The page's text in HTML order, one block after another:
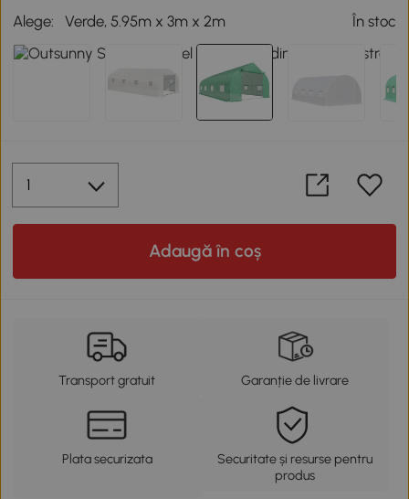
Alege: Verde, 5.95m x 3m x 2m În stoc
Adaugă în coș
Transport gratuit Garanție de livrare
Plata securizata
Securitate și resurse pentru
produs